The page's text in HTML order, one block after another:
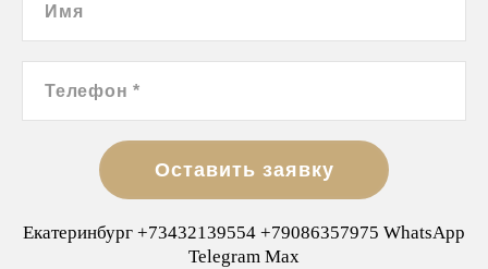
Имя
Телефон *
Оставить заявку
Екатеринбург +73432139554 +79086357975 WhatsApp
Telegram Max